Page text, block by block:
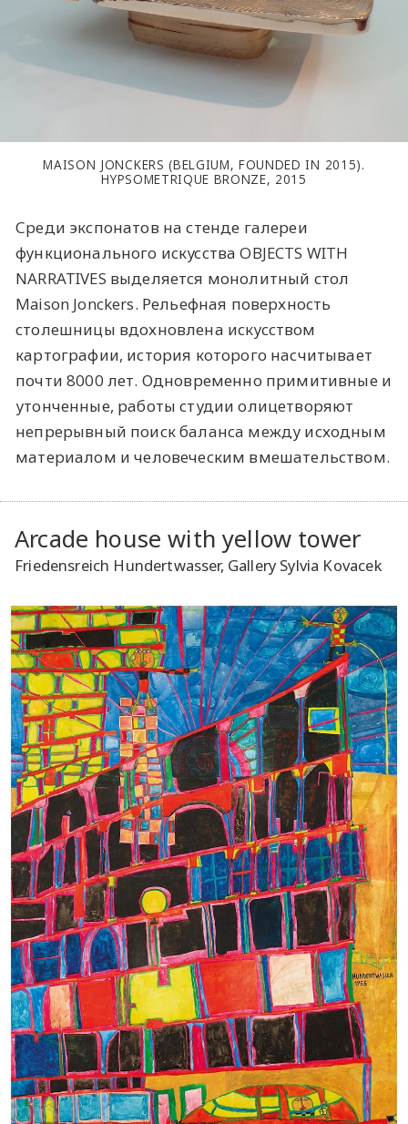
MAISON JONCKERS (BELGIUM, FOUNDED IN 2015).
HYPSOMETRIQUE BRONZE, 2015
Среди экспонатов на стенде галереи
функционального искусства OBJECTS WITH
NARRATIVES выделяется монолитный стол
Maison Jonckers. Рельефная поверхность
столешницы вдохновлена искусством
картографии, история которого насчитывает
почти 8000 лет. Одновременно примитивные и
утонченные, работы студии олицетворяют
непрерывный поиск баланса между исходным
материалом и человеческим вмешательством.
Arcade house with yellow tower
Friedensreich Hundertwasser, Gallery Sylvia Kovacek